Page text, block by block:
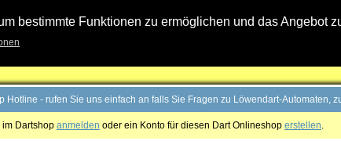
bestimmte Funktionen zu ermöglichen und das Angebot
Hotline - rufen Sie uns einfach an falls Sie Fragen zu Löwendart-Automaten,
Dartshop anmelden oder ein Konto für diesen Dart Onlineshop erstellen.